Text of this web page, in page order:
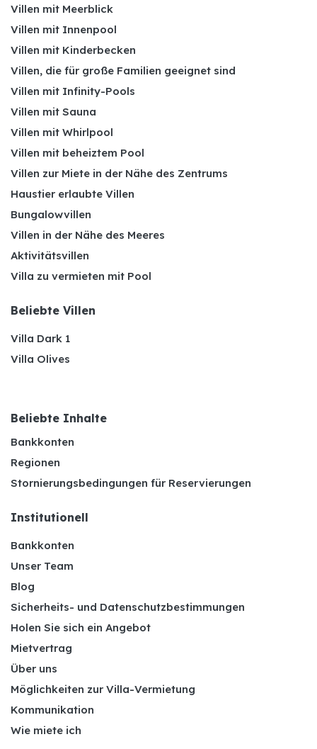
Villen mit Meerblick
Villen mit Innenpool
Villen mit Kinderbecken
Villen, die für große Familien geeignet sind
Villen mit Infinity-Pools
Villen mit Sauna
Villen mit Whirlpool
Villen mit beheiztem Pool
Villen zur Miete in der Nähe des Zentrums
Haustier erlaubte Villen
Bungalowvillen
Villen in der Nähe des Meeres
Aktivitätsvillen
Villa zu vermieten mit Pool
Beliebte Villen
Villa Dark 1
Villa Olives
Beliebte Inhalte
Bankkonten
Regionen
Stornierungsbedingungen für Reservierungen
Institutionell
Bankkonten
Unser Team
Blog
Sicherheits- und Datenschutzbestimmungen
Holen Sie sich ein Angebot
Mietvertrag
Über uns
Möglichkeiten zur Villa-Vermietung
Kommunikation
Wie miete ich